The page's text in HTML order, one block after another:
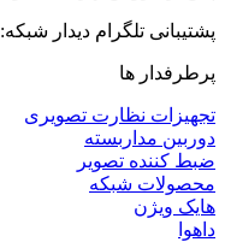
پشتیبانی تلگرام دیدار شبکه:
پرطرفدار ها
تجهیزات نظارت تصویری
دوربین مداربسته
ضبط کننده تصویر
محصولات شبکه
هایک ویژن
داهوا